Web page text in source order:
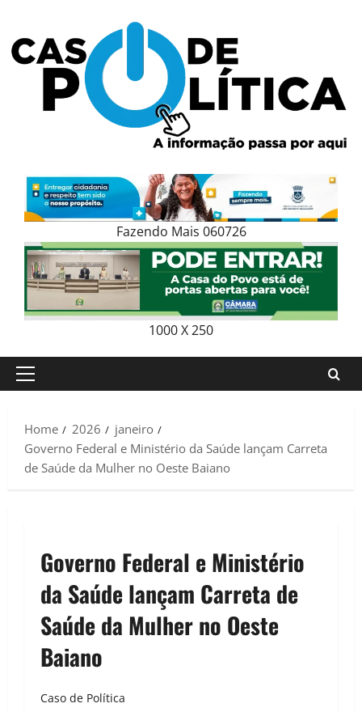
content
Fazendo Mais 060726
1000 X 250
Primary
Home
2026
janeiro
Governo Federal e Ministério da Saúde lançam Carreta
de Saúde da Mulher no Oeste Baiano
Governo Federal e Ministério
da Saúde lançam Carreta de
Saúde da Mulher no Oeste
Baiano
Caso de Política